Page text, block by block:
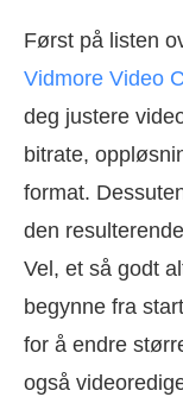
Først på listen
Vidmore Video
deg justere
bitrate,
format.
den
Vel, et så godt
begynne fra
for å endre
også